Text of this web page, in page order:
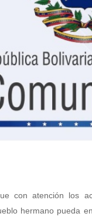
con atención los
hermano pueda